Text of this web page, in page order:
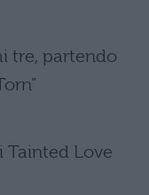
tre, partendo
Tainted Love